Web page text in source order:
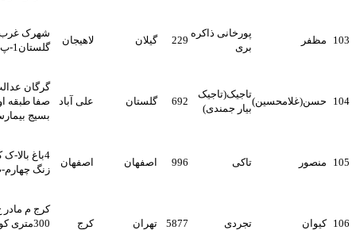
بری
229 گیلان لاهیجان
شهرک غرب-خ ایران زمین-خ
بیار جمندی)
692 گلستان علی آباد
گرگان عدالت 58 ساختمان
صفا طبقه اول-گرگان میدان
بسیج بیمارستان حکیم جهانی
تاکی 996 اصفهان اصفهان
4باغ بالا-ک کاویان-دوم غربی-
زنگ چهارم-پ44
تجردی 5877 تهران کرج
کرج م مادر خ خیام شرقی
300متری کوچه رازی غربی پ